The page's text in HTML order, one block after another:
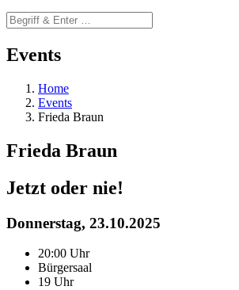
Events
Home
Events
Frieda Braun
Frieda Braun
Jetzt oder nie!
Donnerstag, 23.10.2025
20:00 Uhr
Bürgersaal
19 Uhr